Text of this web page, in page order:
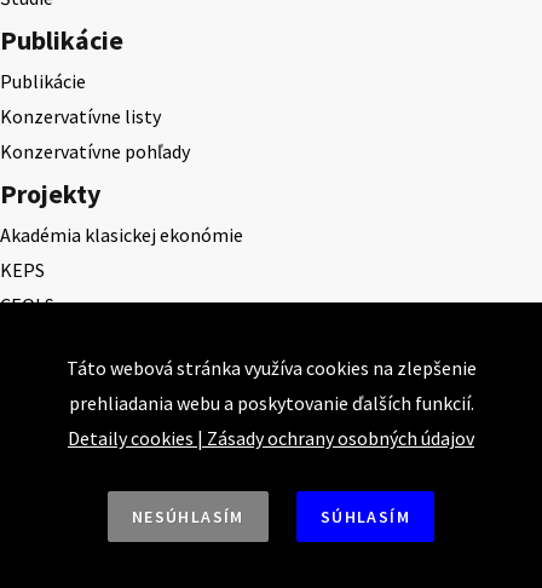
Publikácie
Publikácie
Konzervatívne listy
Konzervatívne pohľady
Projekty
Akadémia klasickej ekonómie
KEPS
CEQLS
Cena Ernesta Valka
Študentská esej
Deň daňového odbremenenia
Táto webová stránka využíva cookies na zlepšenie
prehliadania webu a poskytovanie ďalších funkcií.
Detaily cookies | Zásady ochrany osobných údajov
NESÚHLASÍM SÚHLASÍM